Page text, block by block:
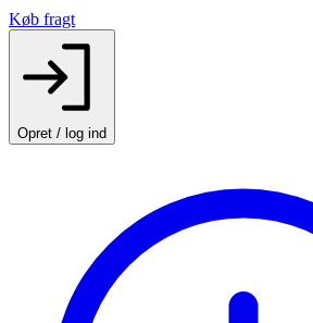
Køb fragt
Opret / log ind